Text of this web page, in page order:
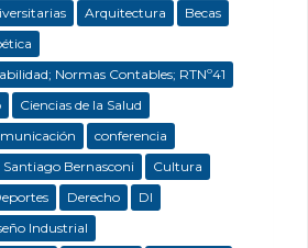
Arquitectura
Becas
Normas Contables; RTNº41
Ciencias de la Salud
conferencia
Santiago Bernasconi
Cultura
Derecho
DI
Industrial